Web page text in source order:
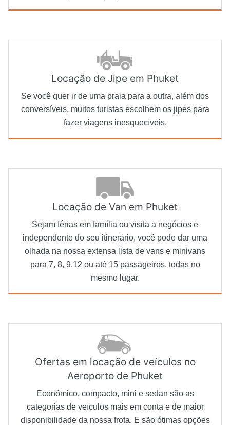
Locação de Jipe em Phuket
Se você quer ir de uma praia para a outra, além dos
conversíveis, muitos turistas escolhem os jipes para
fazer viagens inesquecíveis.
Locação de Van em Phuket
Sejam férias em família ou visita a negócios e
independente do seu itinerário, você pode dar uma
olhada na nossa extensa lista de vans e minivans
para 7, 8, 9,12 ou até 15 passageiros, todas no
mesmo lugar.
Ofertas em locação de veículos no
Aeroporto de Phuket
Econômico, compacto, mini e sedan são as
categorias de veículos mais em conta e de maior
disponibilidade da nossa frota. E são ótimas opções